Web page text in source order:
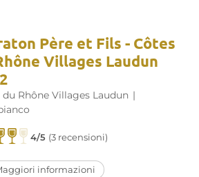
Père et Fils - Côtes
Villages Laudun
du Rhône Villages Laudun |
4/5 (3 recensioni)
informazioni